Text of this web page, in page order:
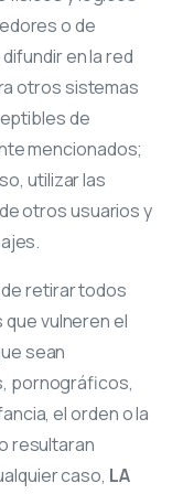
o de
en la red
otros sistemas
de
mencionados;
utilizar las
otros usuarios y
retirar todos
vulneren el
sean
pornográficos,
el orden o la
resultaran
caso, LA